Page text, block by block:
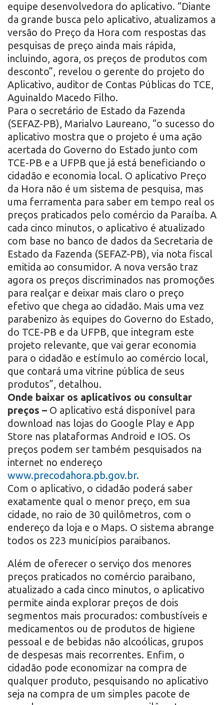
equipe desenvolvedora do aplicativo. “Diante
da grande busca pelo aplicativo, atualizamos a
versão do Preço da Hora com respostas das
pesquisas de preço ainda mais rápida,
incluindo, agora, os preços de produtos com
desconto”, revelou o gerente do projeto do
Aplicativo, auditor de Contas Públicas do TCE,
Aguinaldo Macedo Filho.
Para o secretário de Estado da Fazenda
(SEFAZ-PB), Marialvo Laureano, “o sucesso do
aplicativo mostra que o projeto é uma ação
acertada do Governo do Estado junto com
TCE-PB e a UFPB que já está beneficiando o
cidadão e economia local. O aplicativo Preço
da Hora não é um sistema de pesquisa, mas
uma ferramenta para saber em tempo real os
preços praticados pelo comércio da Paraíba. A
cada cinco minutos, o aplicativo é atualizado
com base no banco de dados da Secretaria de
Estado da Fazenda (SEFAZ-PB), via nota fiscal
emitida ao consumidor. A nova versão traz
agora os preços discriminados nas promoções
para realçar e deixar mais claro o preço
efetivo que chega ao cidadão. Mais uma vez
parabenizo às equipes do Governo do Estado,
do TCE-PB e da UFPB, que integram este
projeto relevante, que vai gerar economia
para o cidadão e estímulo ao comércio local,
que contará uma vitrine pública de seus
produtos”, detalhou.
Onde baixar os aplicativos ou consultar
preços – O aplicativo está disponível para
download nas lojas do Google Play e App
Store nas plataformas Android e IOS. Os
preços podem ser também pesquisados na
internet no endereço
www.precodahora.pb.gov.br.
Com o aplicativo, o cidadão poderá saber
exatamente qual o menor preço, em sua
cidade, no raio de 30 quilômetros, com o
endereço da loja e o Maps. O sistema abrange
todos os 223 municípios paraibanos.
Além de oferecer o serviço dos menores
preços praticados no comércio paraibano,
atualizado a cada cinco minutos, o aplicativo
permite ainda explorar preços de dois
segmentos mais procurados: combustíveis e
medicamentos ou de produtos de higiene
pessoal e de bebidas não alcoólicas, grupos
de despesas mais recorrentes. Enfim, o
cidadão pode economizar na compra de
qualquer produto, pesquisando no aplicativo
seja na compra de um simples pacote de